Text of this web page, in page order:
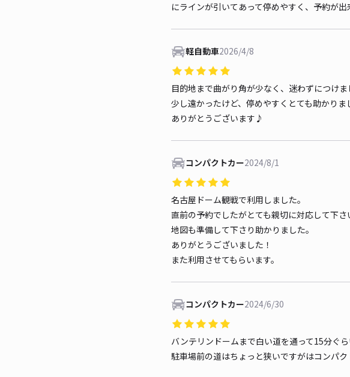
にラインが引いてあって停めやすく、予約が
軽自動車2026/4/8
目的地まで曲がり角が少なく、迷わずにつけま
少し遠かったけど、停めやすくとても助かりま
ありがとうございます♪
コンパクトカー2024/8/1
名古屋ドーム観戦で利用しました。
直前の予約でしたがとても親切に対応して下さ
地図も準備して下さり助かりました。
ありがとうございました！
また利用させてもらいます。
コンパクトカー2024/6/30
バンテリンドームまで白い道を通って15分ぐ
駐車場前の道はちょっと狭いですがはコンパ